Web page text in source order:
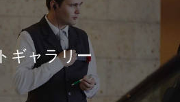
ギャラリー